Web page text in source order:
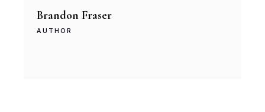
Brandon Fraser
AUTHOR